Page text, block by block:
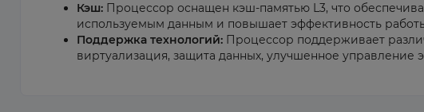
Кэш: Процессор оснащен кэш-памятью L3, что
используемым данным и повышает эффективность
Поддержка технологий: Процессор поддерживает
виртуализация, защита данных, улучшенное управление